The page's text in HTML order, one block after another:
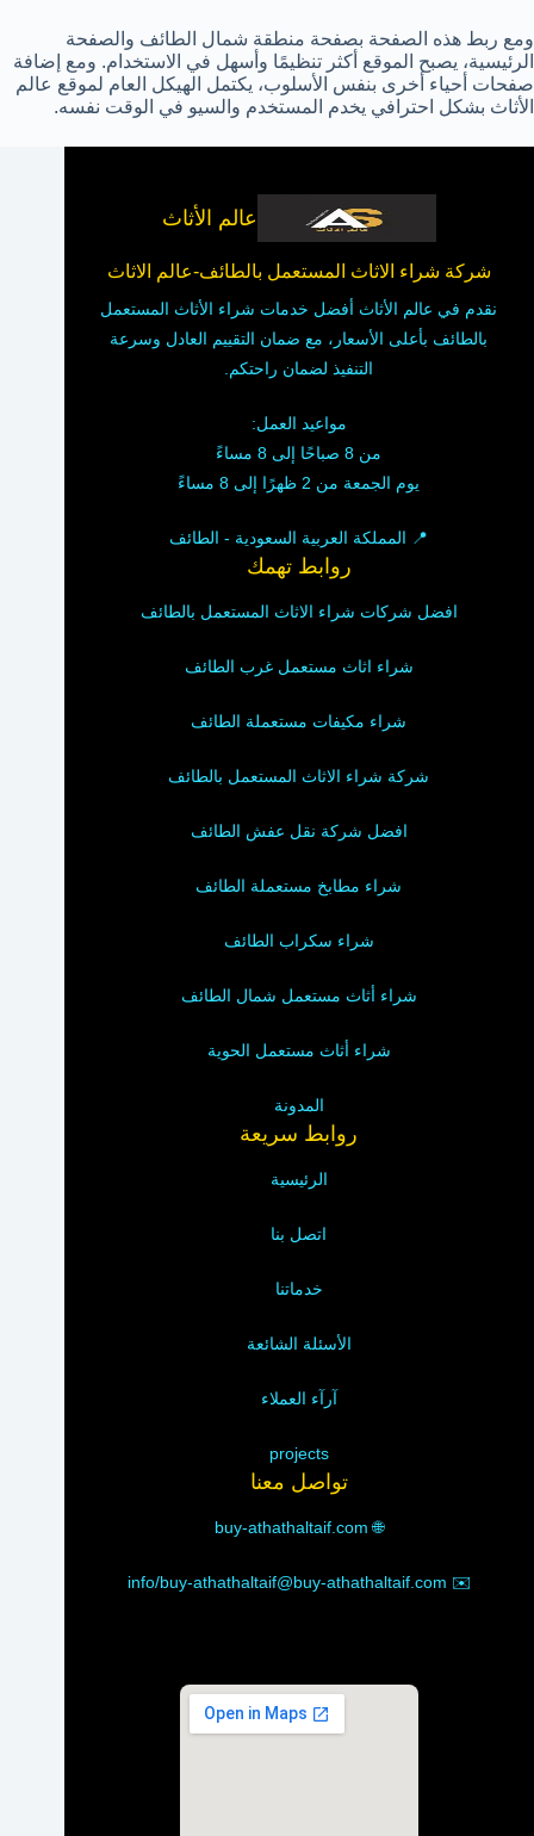
ومع ربط هذه الصفحة بصفحة منطقة شمال الطائف والصفحة
الرئيسية، يصبح الموقع أكثر تنظيمًا وأسهل في الاستخدام. ومع إضافة
صفحات أحياء أخرى بنفس الأسلوب، يكتمل الهيكل العام لموقع عالم
الأثاث بشكل احترافي يخدم المستخدم والسيو في الوقت نفسه.
عالم الأثاث
شركة شراء الاثاث المستعمل بالطائف-عالم الاثاث
نقدم في عالم الأثاث أفضل خدمات شراء الأثاث المستعمل
بالطائف بأعلى الأسعار، مع ضمان التقييم العادل وسرعة
التنفيذ لضمان راحتكم.
مواعيد العمل:
من 8 صباحًا إلى 8 مساءً
يوم الجمعة من 2 ظهرًا إلى 8 مساءً
📍 المملكة العربية السعودية - الطائف
روابط تهمك
افضل شركات شراء الاثاث المستعمل بالطائف
شراء اثاث مستعمل غرب الطائف
شراء مكيفات مستعملة الطائف
شركة شراء الاثاث المستعمل بالطائف
افضل شركة نقل عفش الطائف
شراء مطابخ مستعملة الطائف
شراء سكراب الطائف
شراء أثاث مستعمل شمال الطائف
شراء أثاث مستعمل الحوية
المدونة
روابط سريعة
الرئيسية
اتصل بنا
خدماتنا
الأسئلة الشائعة
آرآء العملاء
projects
تواصل معنا
🌐
buy-athathaltaif.com
✉️
info/buy-athathaltaif@buy-athathaltaif.com